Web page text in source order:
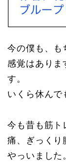
今の僕も、も
感覚はありま
す。
いくら休んで
今も昔も筋ト
痛、ぎっくり
やっいました